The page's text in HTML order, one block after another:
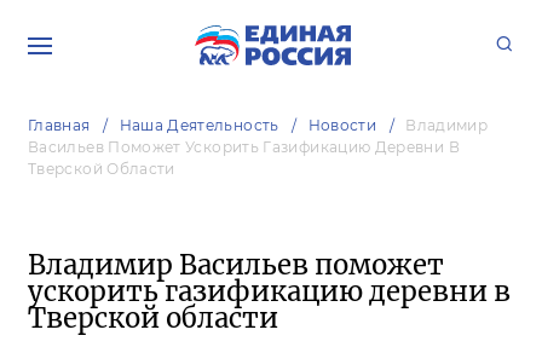
Главная Наша Деятельность Новости
Владимир
Васильев Поможет Ускорить Газификацию Деревни В
Тверской Области
Владимир Васильев поможет
ускорить газификацию деревни в
Тверской области